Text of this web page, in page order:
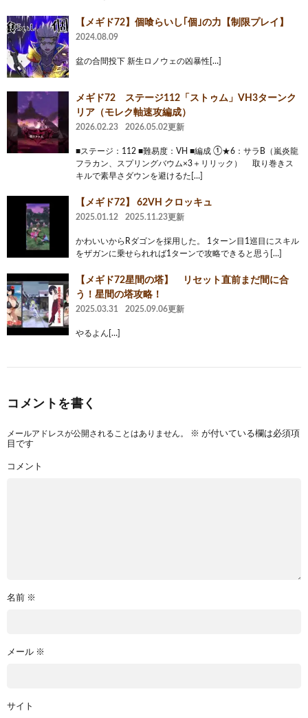
【メギド72】個喰らいし｢個｣の力【制限プレイ】
2024.08.09
盆の合間投下 新生ロノウェの凶暴性[…]
メギド72 ステージ112「ストゥム」VH3ターンク
リア（モレク軸速攻編成）
2026.02.23 2026.05.02更新
■ステージ：112 ■難易度：VH ■編成 ①★6：サラB（嵐炎龍
フラカン、スプリングバウム×3＋リリック） 取り巻きス
キルで素早さダウンを避けるた[…]
【メギド72】 62VH クロッキュ
2025.01.12 2025.11.23更新
かわいいからRダゴンを採用した。 1ターン目1巡目にスキル
をザガンに乗せられれば1ターンで攻略できると思う[…]
【メギド72星間の塔】 リセット直前まだ間に合
う！星間の塔攻略！
2025.03.31 2025.09.06更新
やるよん[…]
コメントを書く
メールアドレスが公開されることはありません。 ※ が付いている欄は必須項
目です
コメント
名前 ※
メール ※
サイト